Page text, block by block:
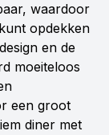
waardoor
opdekken
en de
moeiteloos
een groot
diner met